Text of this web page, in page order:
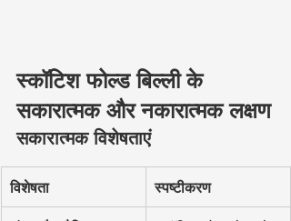
स्कॉटिश फोल्ड बिल्ली के
सकारात्मक और नकारात्मक लक्षण
सकारात्मक विशेषताएं
विशेषता स्पष्टीकरण